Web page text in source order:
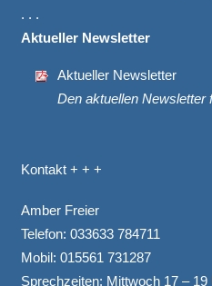
. . .
Aktueller Newsletter
Aktueller Newsletter
Den aktuellen Newsletter
Kontakt + + +
Amber Freier
Telefon: 033633 784711
Mobil: 015561 731287
Sprechzeiten: Mittwoch 17 – 19